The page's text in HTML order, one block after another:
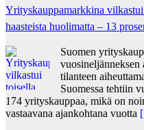
Yrityskauppamarkkina
haasteista huolimatta – 13
Suomen
tilanteen
Suomessa tehtiin
174 yrityskauppaa, mikä on
vastaavana ajankohtana vuotta